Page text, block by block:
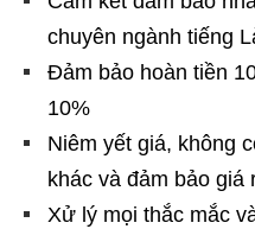
chuyên ngành tiếng
Đảm bảo hoàn tiền
10%
Niêm yết giá, không
khác và đảm bảo
Xử lý mọi thắc mắc